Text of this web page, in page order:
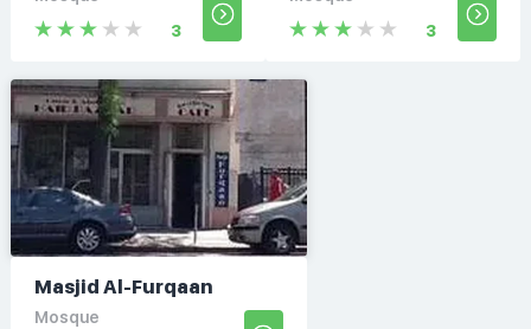
3
3
Masjid Al-Furqaan
Mosque